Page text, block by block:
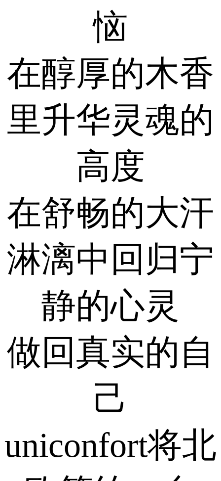
恼
在醇厚的木香
里升华灵魂的
高度
在舒畅的大汗
淋漓中回归宁
静的心灵
做回真实的自
己
uniconfort将北